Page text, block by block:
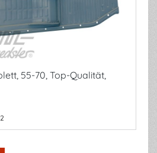
55-70, Top-Qualität,